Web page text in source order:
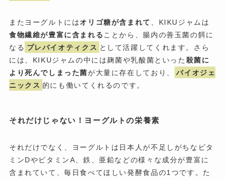
またヨーグルトにはオリゴ糖が含まれて
、KIKUジャムは
食物繊維が豊富に含まれる ことから、腸内の善玉菌の餌に
なる プレバイオティクス として活躍してくれます。さら
には、KIKUジャムの中には麹菌や乳酸菌といった 殺菌に
より死んでしまった菌が大量に存在しており、
バイオジェ
ニックス 的にも働いてくれるのです。
それだけじゃない！ヨーグルトの栄養素
それだけでなく、ヨーグルトは日本人が不足しがちなビタ
ミンDやビタミンA、鉄、亜鉛などの様々な成分が豊富に
含まれていて、毎日食べてほしい発酵食品の1つです。た